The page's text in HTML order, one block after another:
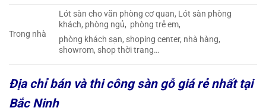
Trong nhà
Lót sàn cho văn phòng cơ quan, Lót sàn phòng
khách, phòng ngủ, phòng trẻ em,
phòng khách sạn, shoping center, nhà hàng,
showrom, shop thời trang…
Địa chỉ bán và thi công sàn gỗ giá rẻ nhất tại
Bắc Ninh